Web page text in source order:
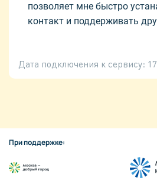
позволяет мне быстро
контакт и поддерживать
Дата подключения к сервису:
При поддержке: